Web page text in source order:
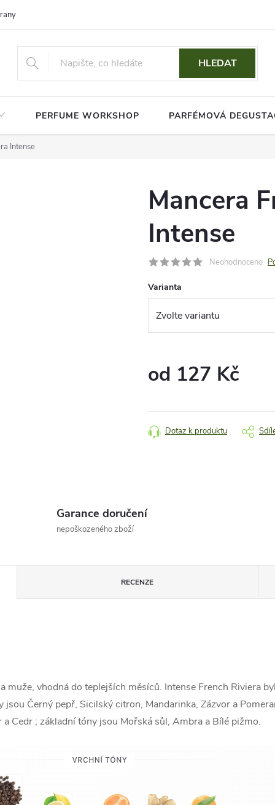
osobních údajů
HLEDAT
PERFUME WORKSHOP PARFÉMOVÁ
Intense
Mancera
Intense
Neohodnoceno
Varianta
od 127 Kč
Dotaz k produktu
Garance doručení
nepoškozeného zboží
RECENZE
muže, vhodná do teplejších měsíců. Intense French Riviera
Černý pepř, Sicilský citron, Mandarinka, Zázvor a
Cedr ; základní tóny jsou Mořská sůl, Ambra a Bílé pižmo.